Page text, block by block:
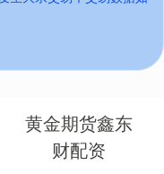
黄金期货鑫东
财配资